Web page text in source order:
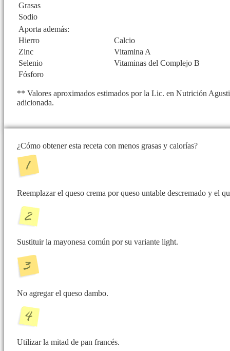
Grasas
Sodio
Aporta además:
Hierro
Calcio
Zinc
Vitamina A
Selenio
Vitaminas del Complejo B
Fósforo
** Valores aproximados estimados por la Lic. en Nutrición
adicionada.
¿Cómo obtener esta receta con menos grasas y calorías?
Reemplazar el queso crema por queso untable descremado y el
Sustituir la mayonesa común por su variante light.
No agregar el queso dambo.
Utilizar la mitad de pan francés.